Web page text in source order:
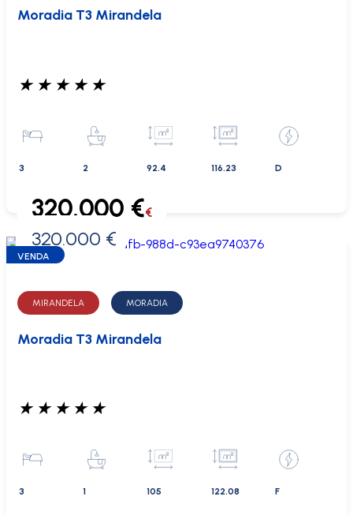
Moradia T3 Mirandela
★ ★ ★ ★ ★
3 2 92.4 116.23 D
0 €
320.000 €€
320.000 €
VENDA
MIRANDELA MORADIA
Moradia T3 Mirandela
★ ★ ★ ★ ★
3 1 105 122.08 F